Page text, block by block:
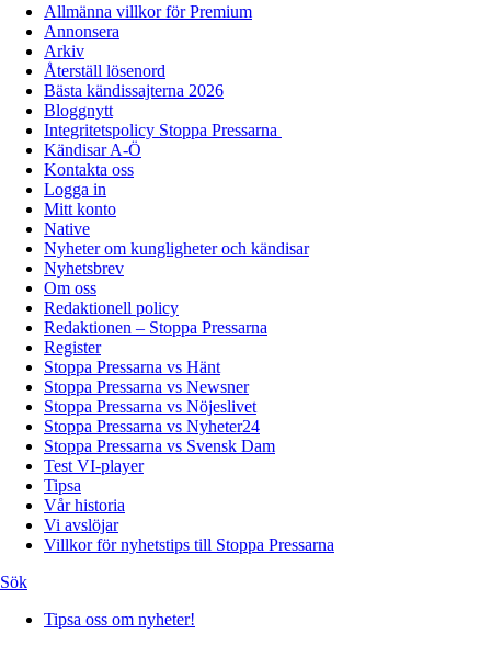
Allmänna villkor för Premium
Annonsera
Arkiv
Återställ lösenord
Bästa kändissajterna 2026
Bloggnytt
Integritetspolicy Stoppa Pressarna
Kändisar A-Ö
Kontakta oss
Logga in
Mitt konto
Native
Nyheter om kungligheter och kändisar
Nyhetsbrev
Om oss
Redaktionell policy
Redaktionen – Stoppa Pressarna
Register
Stoppa Pressarna vs Hänt
Stoppa Pressarna vs Newsner
Stoppa Pressarna vs Nöjeslivet
Stoppa Pressarna vs Nyheter24
Stoppa Pressarna vs Svensk Dam
Test VI-player
Tipsa
Vår historia
Vi avslöjar
Villkor för nyhetstips till Stoppa Pressarna
Sök
Tipsa oss om nyheter!